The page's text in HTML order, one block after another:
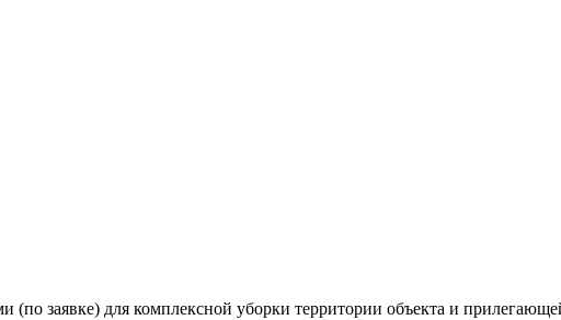
(по заявке) для комплексной уборки территории объекта и